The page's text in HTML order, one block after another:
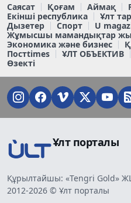
Саясат Қоғам Аймақ
Екінші республика
Ұлт
Дызетер
Спорт U
Жұмысшы мамандықтар
Экономика және бизнес
Постtimes
ҰЛТ ОБЪЕКТИВ
Өзекті
Ұлт порталы
Құрылтайшы: «Tengri Gold»
2012-2026 © Ұлт порталы